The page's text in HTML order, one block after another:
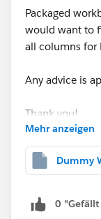
Packaged
would want to
all columns for
Any advice is
Thank you!
Mehr anzeigen
Dummy
0